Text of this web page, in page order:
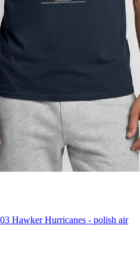
Hawker Hurricanes - polish air